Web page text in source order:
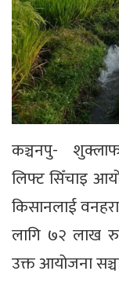
कञ्चनपु-
लिफ्ट सिँचाइ
किसानलाई
लागि ७२ लाख
उक्त आयोजना